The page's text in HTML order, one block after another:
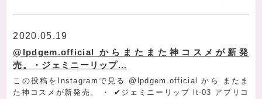
2020.05.19
@lpdgem.official からまたまた神コスメが新発
売。・︎ジェミニーリップ...
この投稿をInstagramで見る @lpdgem.official から またま
た神コスメが新発売。 ・ ✔︎ジェミニーリップ lt-03 アプリコ